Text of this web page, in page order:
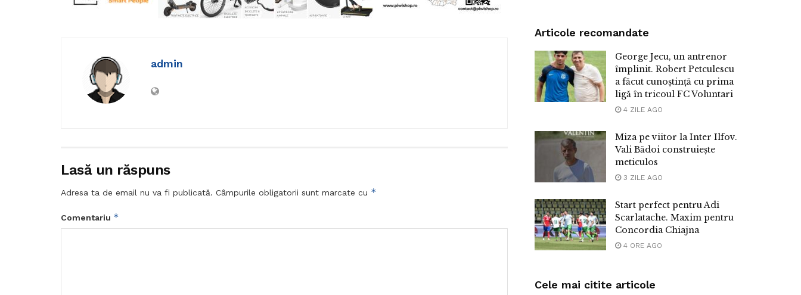
admin
Lasă un răspuns
Adresa ta de email nu va fi publicată. Câmpurile obligatorii sunt marcate cu *
Comentariu *
Articole recomandate
George Jecu, un antrenor
împlinit. Robert Petculescu
a făcut cunoștință cu prima
ligă în tricoul FC Voluntari
4 ZILE AGO
Miza pe viitor la Inter Ilfov.
Vali Bădoi construiește
meticulos
3 ZILE AGO
Start perfect pentru Adi
Scarlatache. Maxim pentru
Concordia Chiajna
4 ORE AGO
Cele mai citite articole